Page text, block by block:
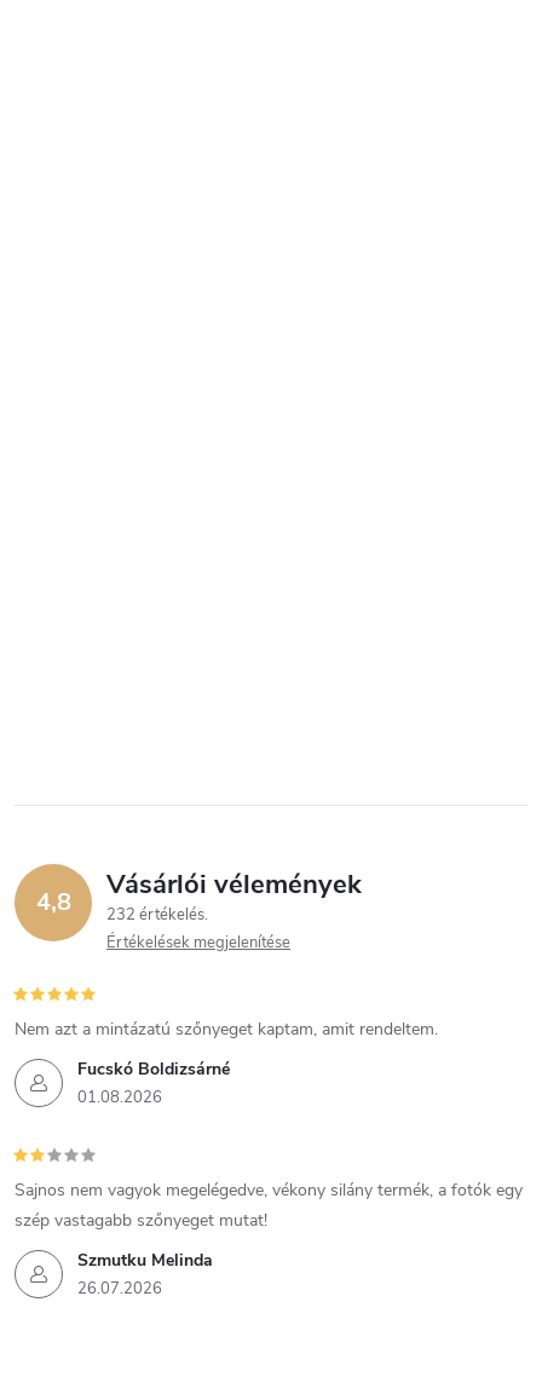
4,8 Vásárlói vélemények
232 értékelés
Értékelések megjelenítése
Fucskó Boldizsárné
01.08.2026
Nem azt a mintázatú szőnyeget kaptam, amit rendeltem.
Szmutku Melinda
26.07.2026
Sajnos nem vagyok megelégedve, vékony silány termék, a fotók egy
szép vastagabb szőnyeget mutat!